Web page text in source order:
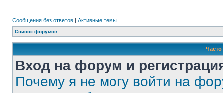
Сообщения без ответов | Активные темы
Список форумов
Вход на форум и
Почему я не могу войти на